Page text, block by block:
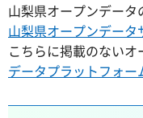
山梨県オープンデータ
山梨県オープンデータ
こちらに掲載のないオ
データプラットフォー